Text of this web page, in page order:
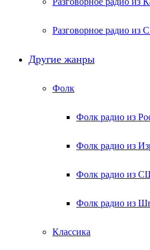
Разговорное радио из
Другие жанры
Фолк
Фолк радио из
Фолк радио из
Фолк радио из
Фолк радио из
Классика